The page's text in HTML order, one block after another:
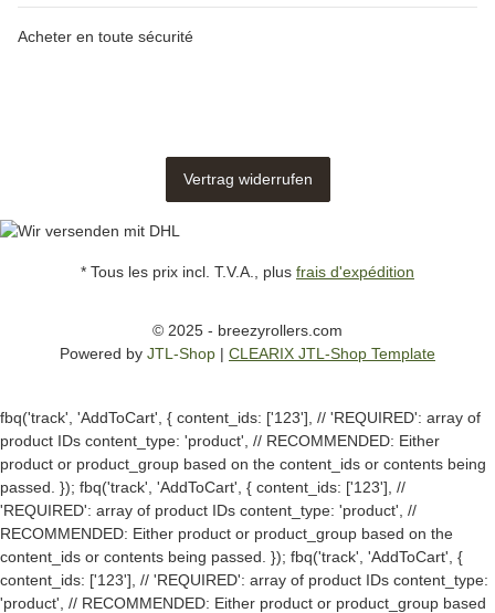
Acheter en toute sécurité
Vertrag widerrufen
* Tous les prix incl. T.V.A., plus frais d'expédition
© 2025 - breezyrollers.com
Powered by JTL-Shop | CLEARIX JTL-Shop Template
fbq('track', 'AddToCart', { content_ids: ['123'], // 'REQUIRED': array of
product IDs content_type: 'product', // RECOMMENDED: Either
product or product_group based on the content_ids or contents being
passed. }); fbq('track', 'AddToCart', { content_ids: ['123'], //
'REQUIRED': array of product IDs content_type: 'product', //
RECOMMENDED: Either product or product_group based on the
content_ids or contents being passed. }); fbq('track', 'AddToCart', {
content_ids: ['123'], // 'REQUIRED': array of product IDs content_type:
'product', // RECOMMENDED: Either product or product_group based